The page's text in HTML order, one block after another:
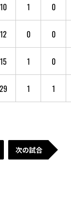
10 1 0
12 0 0
15 1 0
29 1 1
次の試合